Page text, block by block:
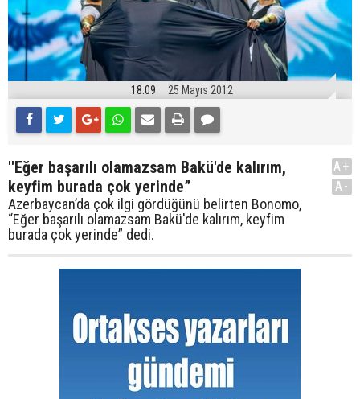
18:09 25 Mayıs 2012
''Eğer başarılı olamazsam Bakü'de kalırım,
keyfim burada çok yerinde”
Azerbaycan’da çok ilgi gördüğünü belirten Bonomo,
“Eğer başarılı olamazsam Bakü'de kalırım, keyfim
burada çok yerinde” dedi.
A+
A-